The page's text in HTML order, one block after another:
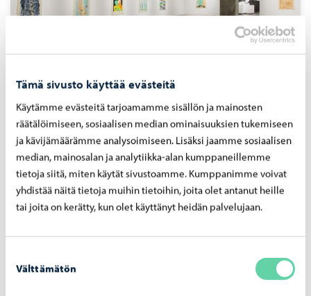
Tämä sivusto käyttää evästeitä
Käytämme evästeitä tarjoamamme sisällön ja mainosten
räätälöimiseen, sosiaalisen median ominaisuuksien tukemiseen
ja kävijämäärämme analysoimiseen. Lisäksi jaamme sosiaalisen
median, mainosalan ja analytiikka-alan kumppaneillemme
tietoja siitä, miten käytät sivustoamme. Kumppanimme voivat
yhdistää näitä tietoja muihin tietoihin, joita olet antanut heille
tai joita on kerätty, kun olet käyttänyt heidän palvelujaan.
valinta
Välttämätön
Por­voon Tai­de­hal­li
Nykytaidetta, mediatila Fikka, Yrjö A. Jäntin
taidekokoelma, taidelainaamo Konsta, tapahtumia ja
kauppa Porvoon Taidetehtaalla. Vapaa pääsy!